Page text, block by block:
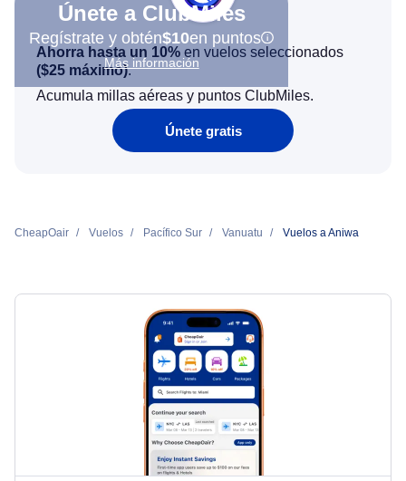
Únete a ClubMiles
Regístrate y obtén$10en puntos
Más información
Ahorra hasta un 10% en vuelos seleccionados
($25 máximo).
Acumula millas aéreas y puntos ClubMiles.
Únete gratis
CheapOair Vuelos Pacífico Sur Vanuatu Vuelos a Aniwa